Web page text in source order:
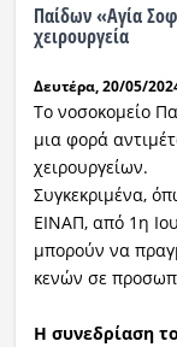
Παίδων «Αγία
χειρουργεία
Δευτέρα, 20/05/
Το νοσοκομείο
μια φορά
χειρουργείων.
Συγκεκριμένα,
ΕΙΝΑΠ, από 1η
μπορούν να
κενών σε
Η συνεδρίαση